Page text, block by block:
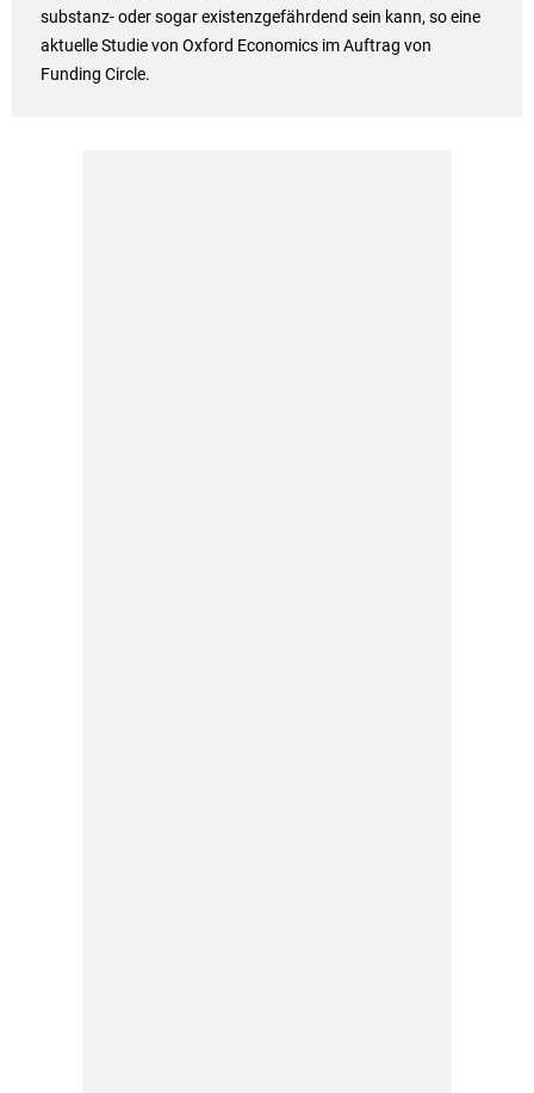
substanz- oder sogar existenzgefährdend sein kann, so eine
aktuelle Studie von Oxford Economics im Auftrag von
Funding Circle.